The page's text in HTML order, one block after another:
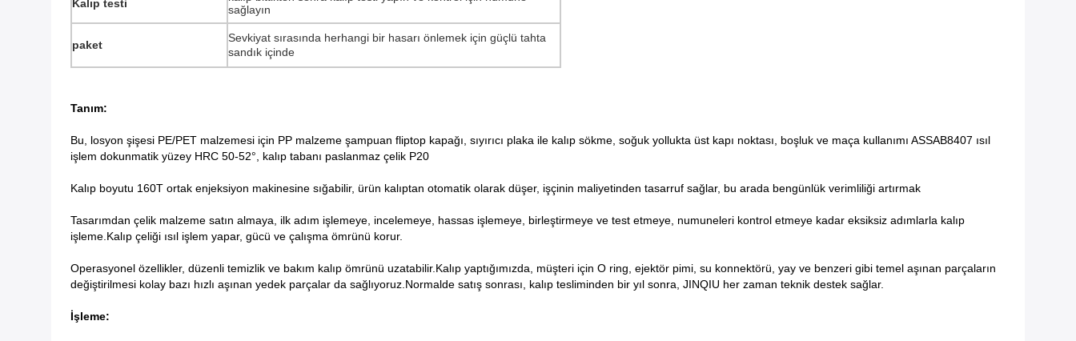
Kalıp testi
sağlayın
paket
Sevkiyat sırasında herhangi bir hasarı önlemek için güçlü tahta
sandık içinde
Tanım:
Bu, losyon şişesi PE/PET malzemesi için PP malzeme şampuan fliptop kapağı, sıyırıcı plaka ile kalıp sökme, soğuk yollukta üst kapı noktası, boşluk ve maça kullanımı ASSAB8407 ısıl
işlem dokunmatik yüzey HRC 50-52°, kalıp tabanı paslanmaz çelik P20
Kalıp boyutu 160T ortak enjeksiyon makinesine sığabilir, ürün kalıptan otomatik olarak düşer, işçinin maliyetinden tasarruf sağlar, bu arada bengünlük verimliliği artırmak
Tasarımdan çelik malzeme satın almaya, ilk adım işlemeye, incelemeye, hassas işlemeye, birleştirmeye ve test etmeye, numuneleri kontrol etmeye kadar eksiksiz adımlarla kalıp
işleme.Kalıp çeliği ısıl işlem yapar, gücü ve çalışma ömrünü korur.
Operasyonel özellikler, düzenli temizlik ve bakım kalıp ömrünü uzatabilir.Kalıp yaptığımızda, müşteri için O ring, ejektör pimi, su konnektörü, yay ve benzeri gibi temel aşınan parçaların
değiştirilmesi kolay bazı hızlı aşınan yedek parçalar da sağlıyoruz.Normalde satış sonrası, kalıp tesliminden bir yıl sonra, JINQIU her zaman teknik destek sağlar.
İşleme: